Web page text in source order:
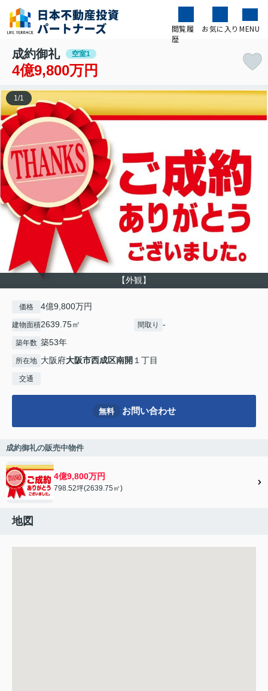
閲覧履
歴
お気に入り MENU
成約御礼 空室1
4億9,800万円
【外観】
1 /1
価格 4億9,800万円
建物面積2639.75㎡ 間取り -
築年数 築53年
所在地 大阪府大阪市西成区南開 １丁目
交通
無料 お問い合わせ
成約御礼の販売中物件
4億9,800万円
798.52坪(2639.75㎡)
地図